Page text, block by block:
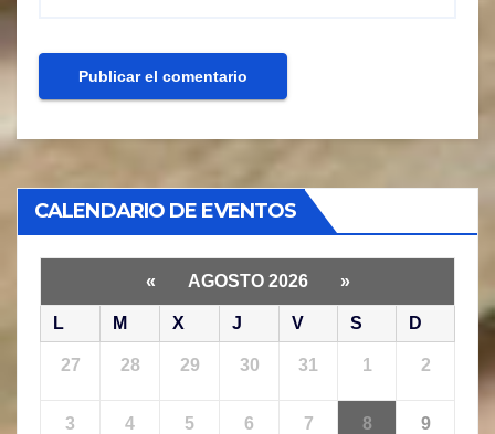
CALENDARIO DE EVENTOS
« AGOSTO 2026 »
L M X J V S D
27 28 29 30 31 1 2
3 4 5 6 7 8 9